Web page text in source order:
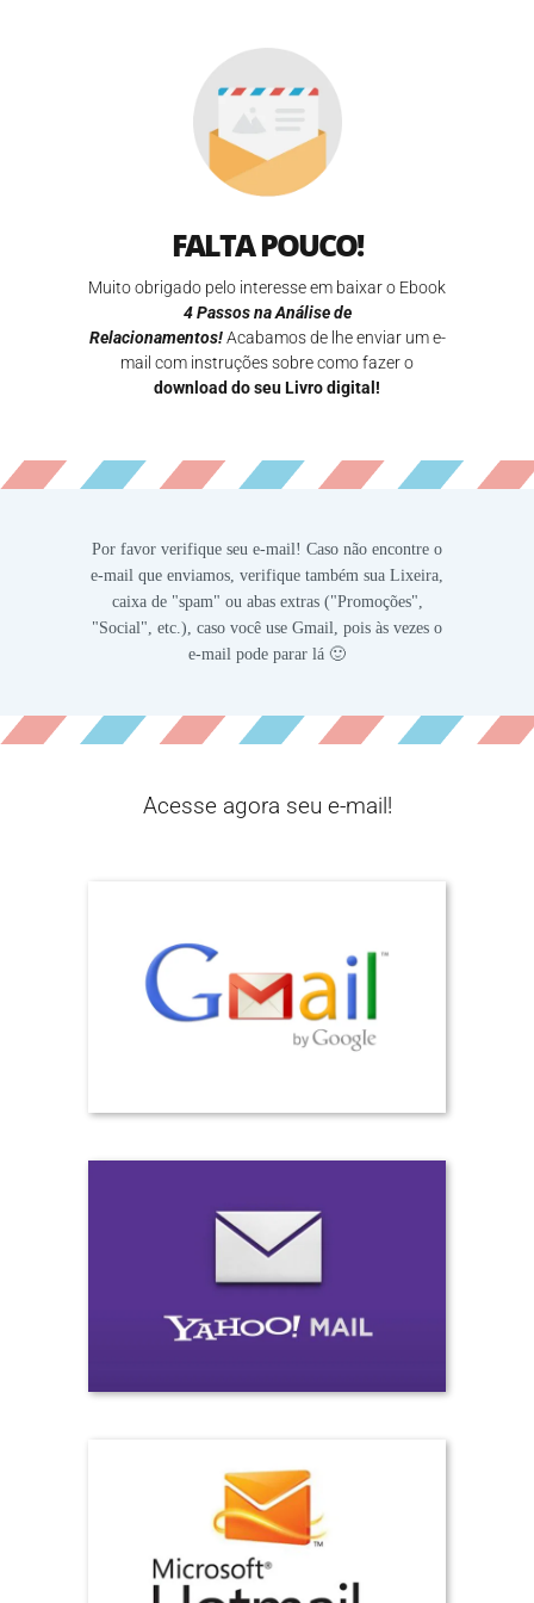
FALTA POUCO!
Muito obrigado pelo interesse em baixar o Ebook
4 Passos na Análise de
Relacionamentos!Acabamos de lhe enviar um e-
mail com instruções sobre como fazer o
download do seu Livro digital!
Por favor verifique seu e-mail! Caso não encontre o
e-mail que enviamos, verifique também sua Lixeira,
caixa de "spam" ou abas extras ("Promoções",
"Social", etc.), caso você use Gmail, pois às vezes o
e-mail pode parar lá 🙂
Acesse agora seu e-mail!